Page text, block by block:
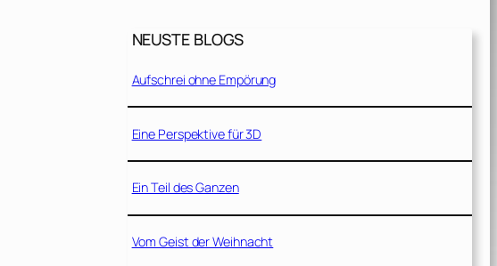
NEUSTE BLOGS
Aufschrei ohne Empörung
Eine Perspektive für 3D
Ein Teil des Ganzen
Vom Geist der Weihnacht